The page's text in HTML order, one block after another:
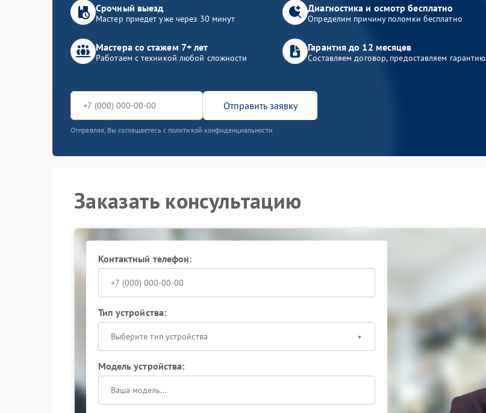
Срочный выезд
Мастер приедет уже через 30 минут
Диагностика и осмотр бесплатно
Определим причину поломки бесплатно
Мастера со стажем 7+ лет
Работаем с техникой любой сложности
Гарантия до 12 месяцев
Составляем договор, предоставляем гарантию
Отправить заявку
Отправляя, Вы соглашаетесь с политикой конфиденциальности
Заказать консультацию
Контактный телефон:
Тип устройства:
Выберите тип устройства
Модель устройства: